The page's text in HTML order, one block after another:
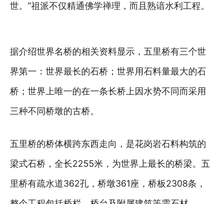
世。”祖派不仅精通佛学禅理，而且熟谙水利工程。
据介绍世界名桥的相关资料显示，五里桥有三个世
界第一：世界最长的石桥；世界用石料量最大的石
桥；世界上唯一的在一条长桥上因水势不同而采用
三种不同桥墩的古桥。
五里桥的桥体横跨东西走向，是花岗岩石料构筑的
梁式石桥，全长2255米，为世界上最长的桥梁。五
里桥有疏水道362孔，桥墩361座，桥板2308条，